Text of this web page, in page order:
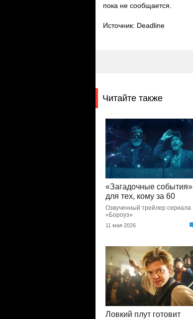
пока не сообщается.
Источник: Deadline
Читайте также
«Загадочные события»
для тех, кому за 60
Озвученный трейлер сериала
«Бороуз»
11 мая 2026
Ловкий плут готовит